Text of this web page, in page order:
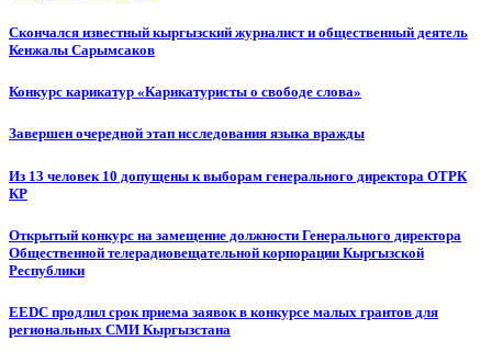
Скончался известный кыргызский журналист и общественный деятель
Кенжалы Сарымсаков
Конкурс карикатур «Карикатуристы о свободе слова»
Завершен очередной этап исследования языка вражды
Из 13 человек 10 допущены к выборам генерального директора ОТРК
КР
Открытый конкурс на замещение должности Генерального директора
Общественной телерадиовещательной корпорации Кыргызской
Республики
EEDC продлил срок приема заявок в конкурсе малых грантов для
региональных СМИ Кыргызстана